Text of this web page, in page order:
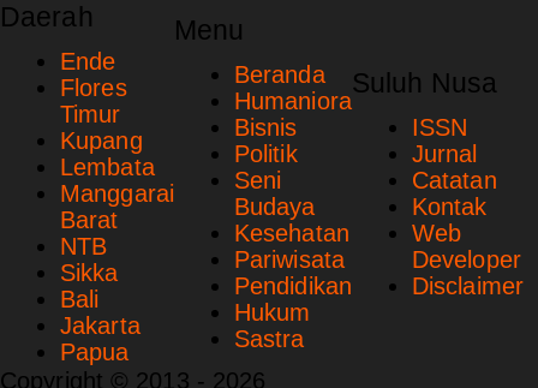
Daerah
Ende
Flores
Timur
Kupang
Lembata
Manggarai
Barat
NTB
Sikka
Bali
Jakarta
Papua
Menu
Beranda
Humaniora
Bisnis
Politik
Seni
Budaya
Kesehatan
Pariwisata
Pendidikan
Hukum
Sastra
Suluh Nusa
ISSN
Jurnal
Catatan
Kontak
Web
Developer
Disclaimer
Copyright © 2013 - 2026